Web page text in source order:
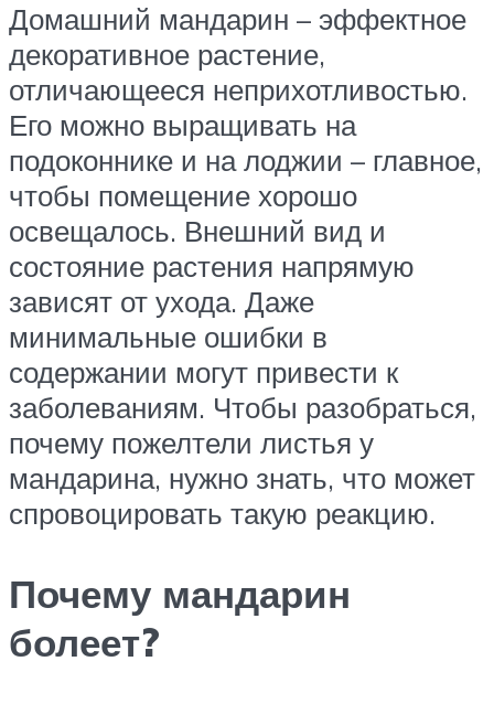
Домашний мандарин – эффектное
декоративное растение,
отличающееся неприхотливостью.
Его можно выращивать на
подоконнике и на лоджии – главное,
чтобы помещение хорошо
освещалось. Внешний вид и
состояние растения напрямую
зависят от ухода. Даже
минимальные ошибки в
содержании могут привести к
заболеваниям. Чтобы разобраться,
почему пожелтели листья у
мандарина, нужно знать, что может
спровоцировать такую реакцию.
Почему мандарин
болеет?